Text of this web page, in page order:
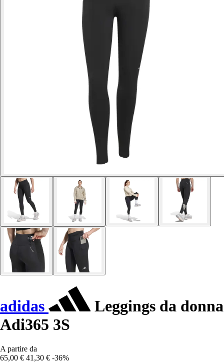
adidas
Leggings da donna
Adi365 3S
A partire da
65,00 € 41,30 € -36%